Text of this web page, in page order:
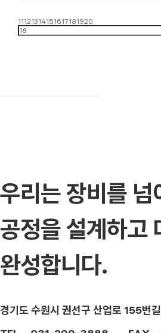
11121314151617181920
우리는 장비를 넘
공정을 설계하고
완성합니다.
경기도 수원시 권선구 산업로 155번